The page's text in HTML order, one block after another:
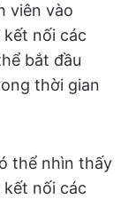
viên vào
kết nối các
bắt đầu
thời gian
thể nhìn thấy
nối các